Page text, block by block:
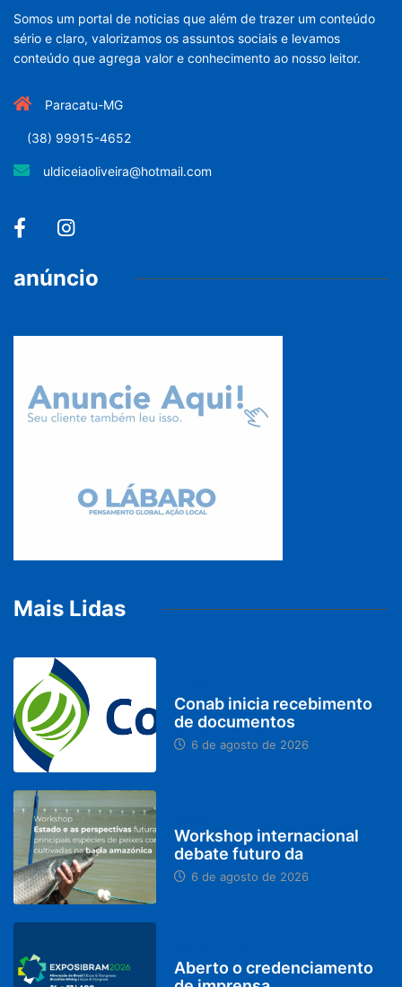
Somos um portal de noticias que além de trazer um conteúdo
sério e claro, valorizamos os assuntos sociais e levamos
conteúdo que agrega valor e conhecimento ao nosso leitor.
Paracatu-MG
(38) 99915-4652
uldiceiaoliveira@hotmail.com
anúncio
Mais Lidas
Conab inicia recebimento
de documentos
6 de agosto de 2026
Workshop internacional
debate futuro da
6 de agosto de 2026
Aberto o credenciamento